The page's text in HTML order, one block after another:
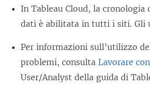
In Tableau Cloud, la
dati è abilitata in tutti i siti. Gli
Per informazioni sull’utilizzo
problemi, consulta Lavorare
User/Analyst della guida di